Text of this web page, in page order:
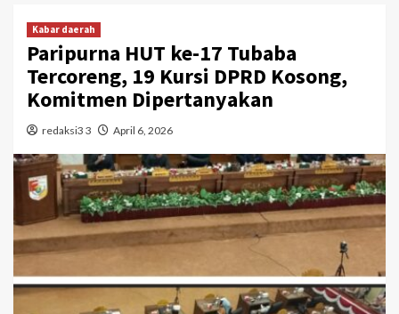
Kabar daerah
Paripurna HUT ke-17 Tubaba
Tercoreng, 19 Kursi DPRD Kosong,
Komitmen Dipertanyakan
redaksi3 3 April 6, 2026